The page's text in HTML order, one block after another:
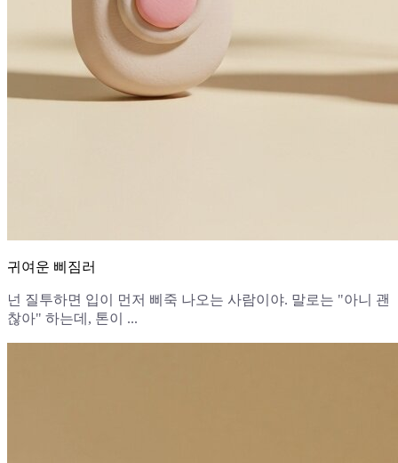
귀여운 삐짐러
넌 질투하면 입이 먼저 삐죽 나오는 사람이야. 말로는 "아니 괜
찮아" 하는데, 톤이 ...